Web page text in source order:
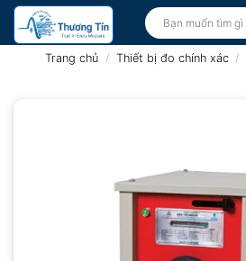
Bỏ
qua
Tìm
kiếm:
Trang chủ / Thiết bị đo chính xác /